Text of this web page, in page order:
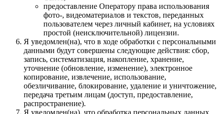
предоставление Оператору права использования
фото-, видеоматериалов и текстов, переданных
пользователем через личный кабинет, на условиях
простой (неисключительной) лицензии.
Я уведомлен(на), что в ходе обработки с персональными
данными будут совершены следующие действия: сбор,
запись, систематизация, накопление, хранение,
уточнение (обновление, изменение), электронное
копирование, извлечение, использование,
обезличивание, блокирование, удаление и уничтожение,
передача третьим лицам (доступ, предоставление,
распространение).
Я уведомлен(на), что обработка персональных данных